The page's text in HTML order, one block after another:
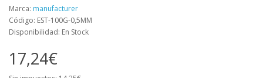
Marca: manufacturer
Código: EST-100G-0,5MM
Disponibilidad: En Stock
17,24€